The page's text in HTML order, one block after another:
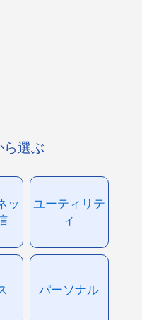
ら選ぶ
ッ
ユーティリテ
ィ
パーソナル